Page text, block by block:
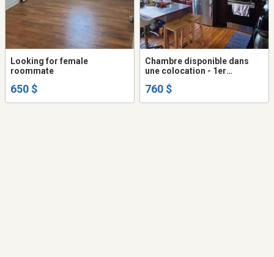
Looking for female
roommate
650 $
Chambre disponible dans
une colocation - 1er
Marie760
760 $